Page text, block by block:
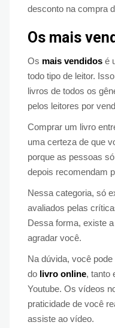
desconto na compra
Os mais
Os mais vendidos é
todo tipo de leitor.
livros de todos os
pelos leitores por
Comprar um livro
uma certeza de que
porque as pessoas
depois recomendam
Nessa categoria, só
avaliados pelas
Dessa forma, existe
agradar você.
Na dúvida, você
do livro online, tanto
Youtube. Os vídeos
praticidade de você
assiste ao vídeo.